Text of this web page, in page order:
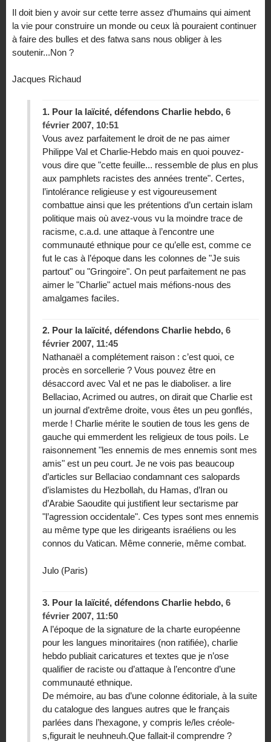
Il doit bien y avoir sur cette terre assez d’humains qui aiment
la vie pour construire un monde ou ceux là pouraient continuer
à faire des bulles et des fatwa sans nous obliger à les
soutenir...Non ?
Jacques Richaud
1. Pour la laïcité, défendons Charlie hebdo, 6
février 2007, 10:51
Vous avez parfaitement le droit de ne pas aimer
Philippe Val et Charlie-Hebdo mais en quoi pouvez-
vous dire que "cette feuille... ressemble de plus en plus
aux pamphlets racistes des années trente". Certes,
l’intolérance religieuse y est vigoureusement
combattue ainsi que les prétentions d’un certain islam
politique mais où avez-vous vu la moindre trace de
racisme, c.a.d. une attaque à l’encontre une
communauté ethnique pour ce qu’elle est, comme ce
fut le cas à l’époque dans les colonnes de "Je suis
partout" ou "Gringoire". On peut parfaitement ne pas
aimer le "Charlie" actuel mais méfions-nous des
amalgames faciles.
2. Pour la laïcité, défendons Charlie hebdo, 6
février 2007, 11:45
Nathanaël a complétement raison : c’est quoi, ce
procès en sorcellerie ? Vous pouvez être en
désaccord avec Val et ne pas le diaboliser. a lire
Bellaciao, Acrimed ou autres, on dirait que Charlie est
un journal d’extrême droite, vous êtes un peu gonflés,
merde ! Charlie mérite le soutien de tous les gens de
gauche qui emmerdent les religieux de tous poils. Le
raisonnement "les ennemis de mes ennemis sont mes
amis" est un peu court. Je ne vois pas beaucoup
d’articles sur Bellaciao condamnant ces salopards
d’islamistes du Hezbollah, du Hamas, d’Iran ou
d’Arabie Saoudite qui justifient leur sectarisme par
"l’agression occidentale". Ces types sont mes ennemis
au même type que les dirigeants israéliens ou les
connos du Vatican. Même connerie, même combat.
Julo (Paris)
3. Pour la laïcité, défendons Charlie hebdo, 6
février 2007, 11:50
A l’époque de la signature de la charte européenne
pour les langues minoritaires (non ratifiée), charlie
hebdo publiait caricatures et textes que je n’ose
qualifier de raciste ou d’attaque à l’encontre d’une
communauté ethnique.
De mémoire, au bas d’une colonne éditoriale, à la suite
du catalogue des langues autres que le français
parlées dans l’hexagone, y compris le/les créole-
s,figurait le neuhneuh.Que fallait-il comprendre ?